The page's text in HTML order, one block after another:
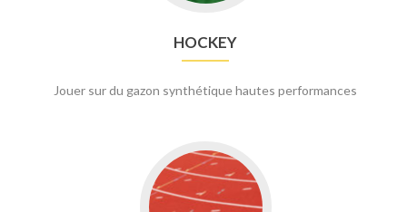
HOCKEY
Jouer sur du gazon synthétique hautes performances
Go
to
ATHLÉTISME